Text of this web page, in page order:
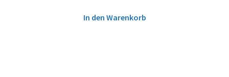
In den Warenkorb